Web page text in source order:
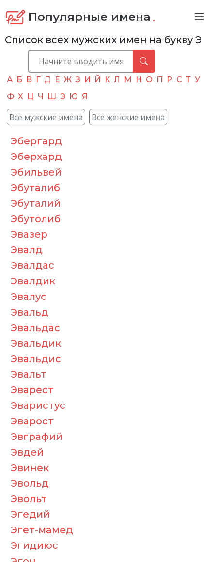
Популярные имена .
Список всех мужских имен на букву Э
А Б В Г Д Е Ж З И Й К Л М Н О П Р С Т У
Ф Х Ц Ч Ш Э Ю Я
Все мужские имена Все женские имена
Эбергард
Эберхард
Эбильвей
Эбуталиб
Эбуталий
Эбутолиб
Эвазер
Эвалд
Эвалдас
Эвалдик
Эвалус
Эвальд
Эвальдас
Эвальдик
Эвальдис
Эвальт
Эварест
Эваристус
Эварост
Эвграфий
Эвдей
Эвинек
Эвольд
Эвольт
Эгедий
Эгет-мамед
Эгидиюс